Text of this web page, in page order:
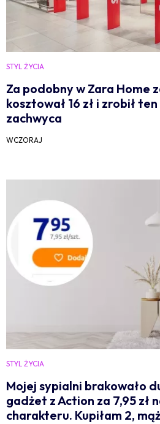
STYL ŻYCIA
Za podobny w Zara Home
kosztował 16 zł i zrobił
zachwyca
WCZORAJ
STYL ŻYCIA
Mojej sypialni brakowało
gadżet z Action za 7,95 zł
charakteru. Kupiłam 2,